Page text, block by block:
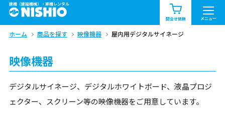
建機（建設機械）・重機レンタル
問合せ依頼 メニュー
商品一覧 お知らせ一覧
問合せ依頼リスト お問合せ
北海道 東北 関東
ホーム 商品を探す 映像機器 屋内用デジタルサイネージ
映像機器
デジタルサイネージ、デジタルホワイトボード、液晶プロジ
ェクター、スクリーン等の映像機器をご用意しています。